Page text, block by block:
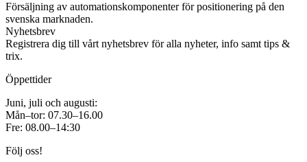
Försäljning av automationskomponenter för positionering på den
svenska marknaden.
Nyhetsbrev
Registrera dig till vårt nyhetsbrev för alla nyheter, info samt tips &
trix.
Öppettider
Juni, juli och augusti:
Mån–tor: 07.30–16.00
Fre: 08.00–14:30
Följ oss!